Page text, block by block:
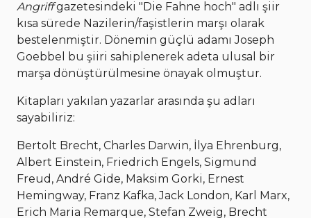
Angriffgazetesindeki "Die Fahne hoch" adlı şiir
kısa sürede Nazilerin/faşistlerin marşı olarak
bestelenmiştir. Dönemin güçlü adamı Joseph
Goebbel bu şiiri sahiplenerek adeta ulusal bir
marşa dönüştürülmesine önayak olmuştur.
Kitapları yakılan yazarlar arasında şu adları
sayabiliriz:
Bertolt Brecht, Charles Darwin, İlya Ehrenburg,
Albert Einstein, Friedrich Engels, Sigmund
Freud, André Gide, Maksim Gorki, Ernest
Hemingway, Franz Kafka, Jack London, Karl Marx,
Erich Maria Remarque, Stefan Zweig, Brecht